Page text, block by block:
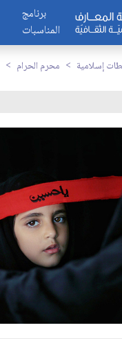
برنامج
المناسبات
إسلامية محرم الحرام